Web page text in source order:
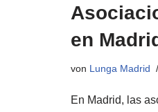
en
von Lunga Madrid
En Madrid, las